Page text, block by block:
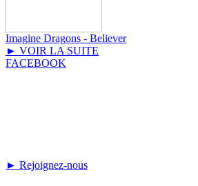
Imagine Dragons - Believer
► VOIR LA SUITE
FACEBOOK
► Rejoignez-nous